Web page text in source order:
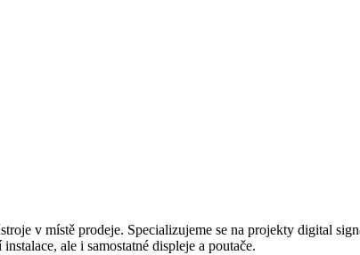
v místě prodeje. Specializujeme se na projekty digital
ale i samostatné displeje a poutače.